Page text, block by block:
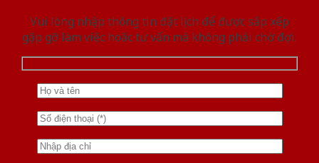
Vui lòng nhập thông tin đặt lịch để được sắp xếp
gặp gỡ làm việc hoăc tư vấn mà không phải chờ đợi.